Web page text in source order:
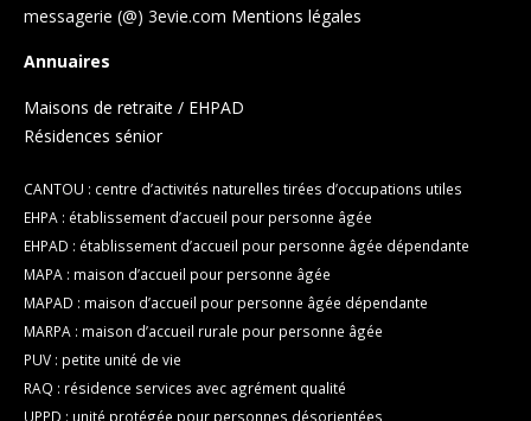
messagerie (@) 3evie.com Mentions légales
Annuaires
Maisons de retraite / EHPAD
Résidences sénior
CANTOU : centre d’activités naturelles tirées d’occupations utiles
EHPA : établissement d’accueil pour personne âgée
EHPAD : établissement d’accueil pour personne âgée dépendante
MAPA : maison d’accueil pour personne âgée
MAPAD : maison d’accueil pour personne âgée dépendante
MARPA : maison d’accueil rurale pour personne âgée
PUV : petite unité de vie
RAQ : résidence services avec agrément qualité
UPPD : unité protégée pour personnes désorientées